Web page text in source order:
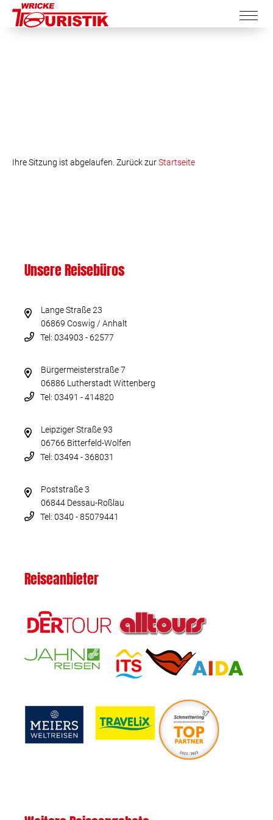
Ihre Sitzung ist abgelaufen. Zurück zurStartseite
Unsere Reisebüros
Lange Straße 23
06869 Coswig / Anhalt
Tel: 034903 - 62577
Bürgermeisterstraße 7
06886 Lutherstadt Wittenberg
Tel: 03491 - 414820
Leipziger Straße 93
06766 Bitterfeld-Wolfen
Tel: 03494 - 368031
Poststraße 3
06844 Dessau-Roßlau
Tel: 0340 - 85079441
Reiseanbieter